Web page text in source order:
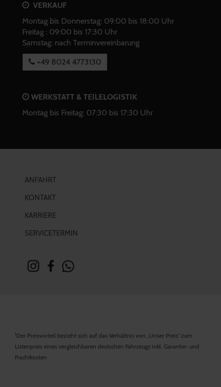
VERKAUF
Montag bis Donnerstag: 09:00 bis 18:00 Uhr
Freitag : 09:00 bis 17:30 Uhr
Samstag: nach Terminvereinbarung
+49 8024 4773130
WERKSTATT & TEILELOGISTIK
Montag bis Freitag: 07:30 bis 17:30 Uhr
ANFAHRT
KONTAKT
KARRIERE
SERVICETERMIN
1Der Preisvorteil bezieht sich auf das Verhältnis von „Unser Preis“ zum
Listenpreis eines vergleichbaren deutschen Fahrzeugs inkl. Garantie- und
Frachtkosten